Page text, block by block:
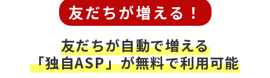
友だちが増える！
友だちが自動で増える
「独自ASP」が無料で利用可能